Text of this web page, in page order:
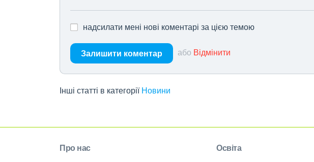
надсилати мені нові коментарі за цією темою
Залишити коментар або Відмінити
Інші статті в категорії Новини
Про нас Освіта